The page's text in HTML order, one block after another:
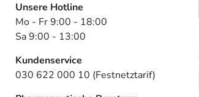
Unsere Hotline
Mo - Fr 9:00 - 18:00
Sa 9:00 - 13:00
Kundenservice
030 622 000 10 (Festnetztarif)